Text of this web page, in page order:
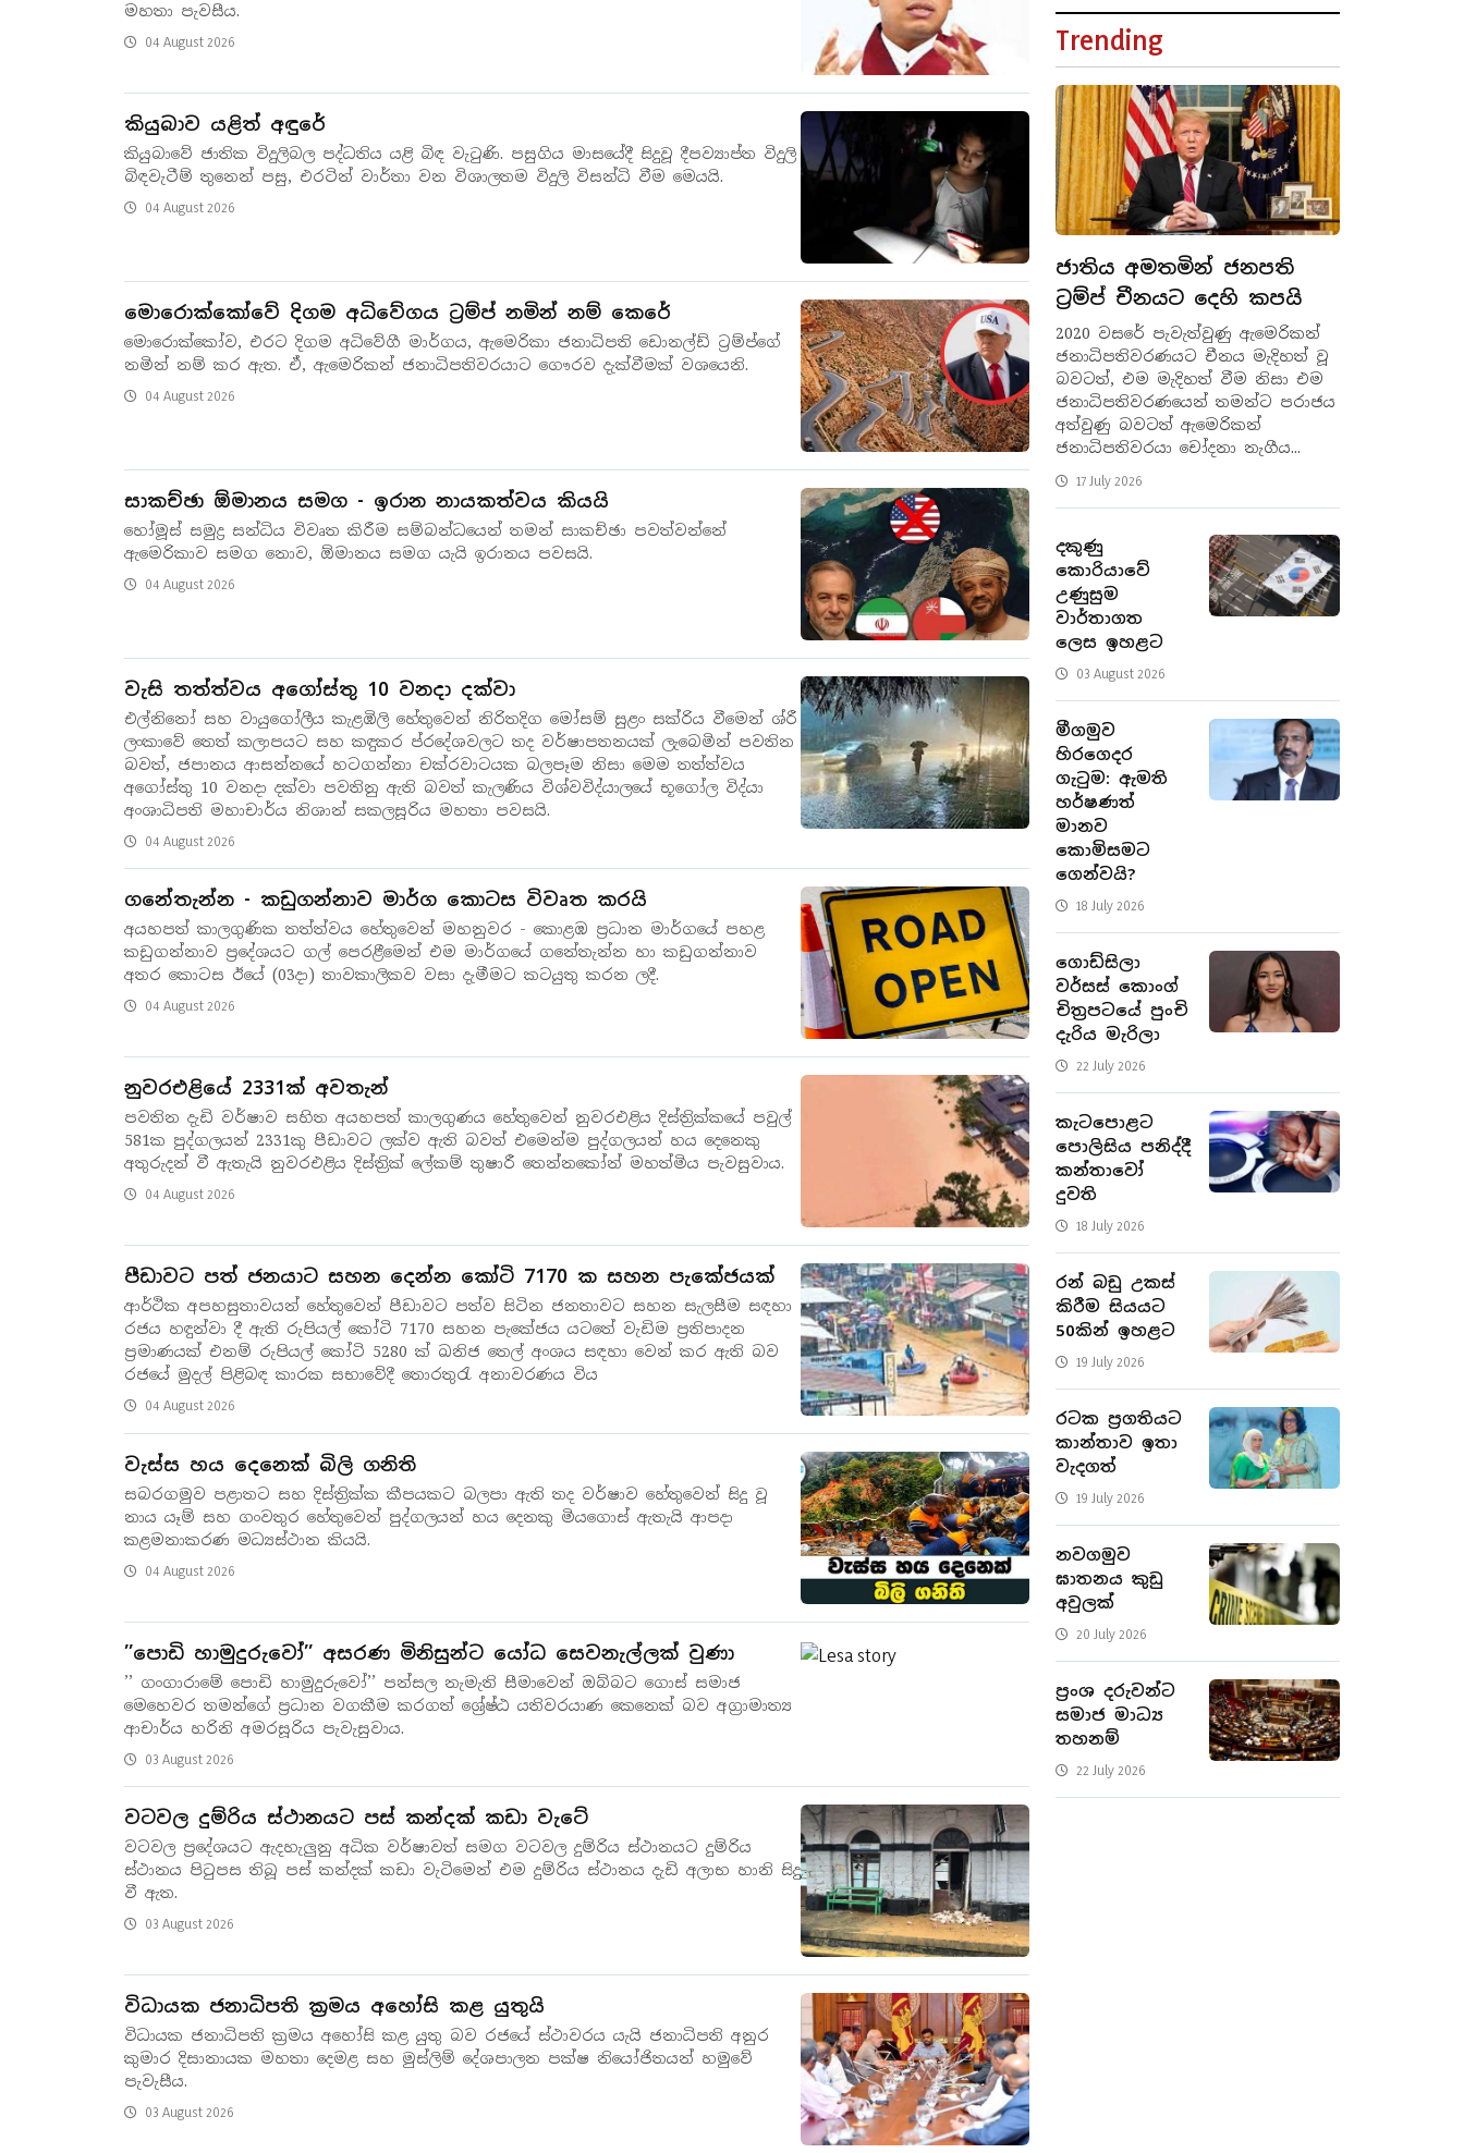
මහතා පැවසීය.
04 August 2026
කියුබාව යළිත් අඳුරේ
කියුබාවේ ජාතික විදුලිබල පද්ධතිය යළි බිඳ වැටුණි. පසුගිය මාසයේදී සිදුවූ දීපව්‍යාප්ත විදුලි
බිඳවැටීම් තුනෙන් පසු, එරටින් වාර්තා වන විශාලතම විදුලි විසන්ධි වීම මෙයයි.
04 August 2026
මොරොක්කෝවේ දිගම අධිවේගය ට්‍රම්ප් නමින් නම් කෙරේ
මොරොක්කෝව, එරට දිගම අධිවේගී මාර්ගය, ඇමෙරිකා ජනාධිපති ඩොනල්ඩ් ට්‍රම්ප්ගේ
නමින් නම් කර ඇත. ඒ, ඇමෙරිකන් ජනාධිපතිවරයාට ගෞරව දැක්වීමක් වශයෙනි.
04 August 2026
සාකච්ඡා ඕමානය සමග - ඉරාන නායකත්වය කියයි
හෝමූස් සමුද්‍ර සන්ධිය විවෘත කිරීම සම්බන්ධයෙන් තමන් සාකච්ඡා පවත්වන්නේ
ඇමෙරිකාව සමග නොව, ඕමානය සමග යැයි ඉරානය පවසයි.
04 August 2026
වැසි තත්ත්වය අගෝස්තු 10 වනදා දක්වා
එල්නිනෝ සහ වායුගෝලීය කැළඹිලි හේතුවෙන් නිරිතදිග මෝසම් සුළං සක්රිය වීමෙන් ශ්රී
ලංකාවේ තෙත් කලාපයට සහ කඳුකර ප්රදේශවලට තද වර්ෂාපතනයක් ලැබෙමින් පවතින
බවත්, ජපානය ආසන්නයේ හටගන්නා චක්රවාටයක බලපෑම නිසා මෙම තත්ත්වය
අගෝස්තු 10 වනදා දක්වා පවතිනු ඇති බවත් කැලණිය විශ්වවිද්යාලයේ භූගෝල විද්යා
අංශාධිපති මහාචාර්ය නිශාන් සකලසූරිය මහතා පවසයි.
04 August 2026
ගනේතැන්න - කඩුගන්නාව මාර්ග කොටස විවෘත කරයි
අයහපත් කාලගුණික තත්ත්වය හේතුවෙන් මහනුවර - කොළඹ ප්‍රධාන මාර්ගයේ පහළ
කඩුගන්නාව ප්‍රදේශයට ගල් පෙරළීමෙන් එම මාර්ගයේ ගනේතැන්න හා කඩුගන්නාව
අතර කොටස ඊයේ (03දා) තාවකාලිකව වසා දැමීමට කටයුතු කරන ලදී.
04 August 2026
නුවරඑළියේ 2331ක් අවතැන්
පවතින දැඩි වර්ෂාව සහිත අයහපත් කාලගුණය හේතුවෙන් නුවරඑළිය දිස්ත්‍රික්කයේ පවුල්
581ක පුද්ගලයන් 2331කු පීඩාවට ලක්ව ඇති බවත් එමෙන්ම පුද්ගලයන් හය දෙනෙකු
අතුරුදන් වී ඇතැයි නුවරඑළිය දිස්ත්‍රික් ලේකම් තුෂාරී තෙන්නකෝන් මහත්මිය පැවසුවාය.
04 August 2026
පීඩාවට පත් ජනයාට සහන දෙන්න කෝටි 7170 ක සහන පැකේජයක්
ආර්ථික අපහසුතාවයන් හේතුවෙන් පීඩාවට පත්ව සිටින ජනතාවට සහන සැලසීම සඳහා
රජය හඳුන්වා දී ඇති රුපියල් කෝටි 7170 සහන පැකේජය යටතේ වැඩිම ප්‍රතිපාදන
ප්‍රමාණයක් එනම් රුපියල් කෝටි 5280 ක් ඛනිජ තෙල් අංශය සඳහා වෙන් කර ඇති බව
රජයේ මුදල් පිළිබඳ කාරක සභාවේදී තොරතුරැ අනාවරණය විය
04 August 2026
වැස්ස හය දෙනෙක් බිලි ගනිති
සබරගමුව පළාතට සහ දිස්ත්‍රික්ක කීපයකට බලපා ඇති තද වර්ෂාව හේතුවෙන් සිදු වූ
නාය යෑම් සහ ගංවතුර හේතුවෙන් පුද්ගලයන් හය දෙනකු මියගොස් ඇතැයි ආපදා
කළමනාකරණ මධ්‍යස්ථාන කියයි.
04 August 2026
’’පොඩි හාමුදුරුවෝ’’ අසරණ මිනිසුන්ට යෝධ සෙවනැල්ලක් වුණා
’’ ගංගාරාමේ පොඩි හාමුදුරුවෝ’’ පන්සල නැමැති සීමාවෙන් ඔබ්බට ගොස් සමාජ
මෙහෙවර තමන්ගේ ප්‍රධාන වගකීම කරගත් ශ්‍රේෂ්ඨ යතිවරයාණ කෙනෙක් බව අග්‍රාමාත්‍ය
ආචාර්ය හරිනි අමරසූරිය පැවැසුවාය.
03 August 2026
වටවල දුම්රිය ස්ථානයට පස් කන්දක් කඩා වැටේ
වටවල ප්‍රදේශයට ඇදහැලුනු අධික වර්ෂාවත් සමග වටවල දුම්රිය ස්ථානයට දුම්රිය
ස්ථානය පිටුපස තිබූ පස් කන්දක් කඩා වැටිමෙන් එම දුම්රිය ස්ථානය දැඩි අලාභ හානි සිදු
වී ඇත.
03 August 2026
විධායක ජනාධිපති ක්‍රමය අහෝසි කළ යුතුයි
විධායක ජනාධිපති ක්‍රමය අහෝසි කළ යුතු බව රජයේ ස්ථාවරය යැයි ජනාධිපති අනුර
කුමාර දිසානායක මහතා දෙමළ සහ මුස්ලිම් දේශපාලන පක්ෂ නියෝජිතයන් හමුවේ
පැවැසීය.
03 August 2026
Trending
ජාතිය අමතමින් ජනපති
ට්‍රම්ප් චීනයට දෙහි කපයි
2020 වසරේ පැවැත්වුණු ඇමෙරිකන්
ජනාධිපතිවරණයට චීනය මැදිහත් වූ
බවටත්, එම මැදිහත් වීම නිසා එම
ජනාධිපතිවරණයෙන් තමන්ට පරාජය
අත්වුණු බවටත් ඇමෙරිකන්
ජනාධිපතිවරයා චෝදනා නැගීය...
17 July 2026
දකුණු
කොරියාවේ
උණුසුම
වාර්තාගත
ලෙස ඉහළට
03 August 2026
මීගමුව
හිරගෙදර
ගැටුම: ඇමති
හර්ෂණත්
මානව
කොමිසමට
ගෙන්වයි?
18 July 2026
ගොඩ්සිලා
වර්සස් කොංග්
චිත්‍රපටයේ පුංචි
දැරිය මැරිලා
22 July 2026
කැටපොළට
පොලිසිය පනිද්දී
කන්තාවෝ
දුවති
18 July 2026
රන් බඩු උකස්
කිරීම සියයට
50කින් ඉහළට
19 July 2026
රටක ප්‍රගතියට
කාන්තාව ඉතා
වැදගත්
19 July 2026
නවගමුව
ඝාතනය කුඩු
අවුලක්
20 July 2026
ප්‍රංශ දරුවන්ට
සමාජ මාධ්‍ය
තහනම්
22 July 2026